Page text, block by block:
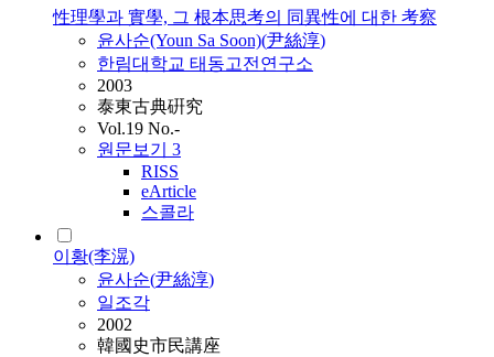
性理學과 實學, 그 根本思考의 同異性에 대한 考察
윤사순(Youn Sa Soon)(尹絲淳)
한림대학교 태동고전연구소
2003
泰東古典硏究
Vol.19 No.-
원문보기 3
RISS
eArticle
스콜라
이황(李滉)
윤사순(尹絲淳)
일조각
2002
韓國史市民講座